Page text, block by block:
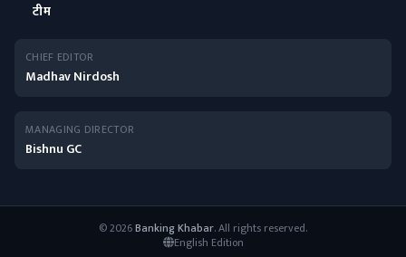
टीम
CHIEF EDITOR
Madhav Nirdosh
MANAGING DIRECTOR
Bishnu GC
© 2026Banking Khabar. All rights reserved.
English Edition